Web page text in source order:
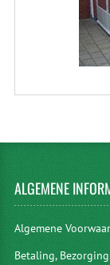
ALGEMENE
Algemene
Betaling,